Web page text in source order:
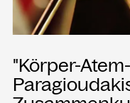
KONTAKT
Kammgarn
Spinnereistraße
6971 Hard am
Österreich
"Körper-